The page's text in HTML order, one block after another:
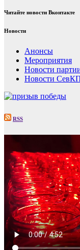
Читайте новости Вконтакте
Новости
Анонсы
Мероприятия
Новости
Новости
RSS